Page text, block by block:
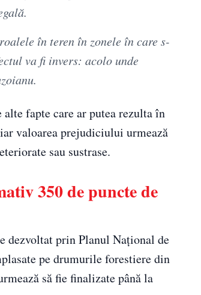
în teren în zonele în care s-
va fi invers: acolo unde
fapte care ar putea rezulta în
valoarea prejudiciului urmează
sau sustrase.
350 de puncte de
dezvoltat prin Planul Național de
pe drumurile forestiere din
să fie finalizate până la